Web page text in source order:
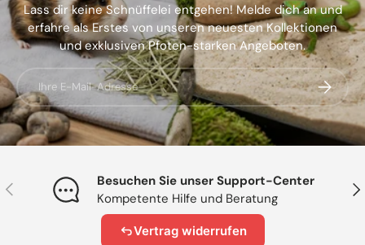
Lass dir keine Schnüffelei entgehen! Melde dich an und
erfahre als Erstes von unseren neuesten Kollektionen
und exklusiven Pfoten-starken Angeboten.
Vorherige
Besuchen Sie unser Support-Center
Kompetente Hilfe und Beratung
Vertrag widerrufen